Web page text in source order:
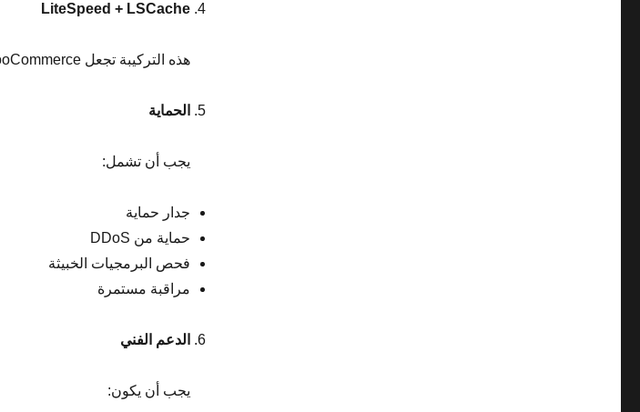
LiteSpeed + LSCache
هذه التركيبة تجعل WooCommerce أسرع بـ
الحماية
يجب أن تشمل:
جدار حماية
حماية من DDoS
فحص البرمجيات الخبيثة
مراقبة مستمرة
الدعم الفني
يجب أن يكون: